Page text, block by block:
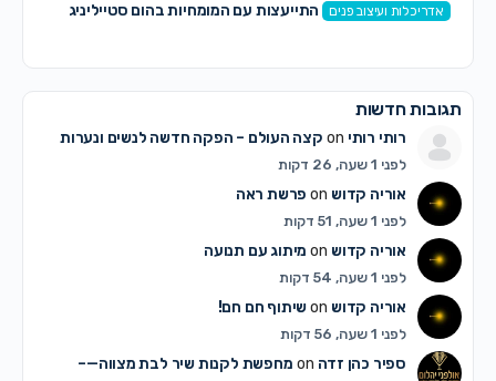
אדריכלות ועיצוב פנים התייעצות עם המומחיות בהום סטייליניג
חדשות
רותי רותיon קצה העולם – הפקה חדשה לנשים ונערות
לפני 1 שעה, 26 דקות
אוריה קדושon פרשת ראה
לפני 1 שעה, 51 דקות
אוריה קדושon מיתוג עם תנועה
לפני 1 שעה, 54 דקות
אוריה קדושon שיתוף חם חם!
לפני 1 שעה, 56 דקות
ספיר כהן זדהon מחפשת לקנות שיר לבת מצווה—–